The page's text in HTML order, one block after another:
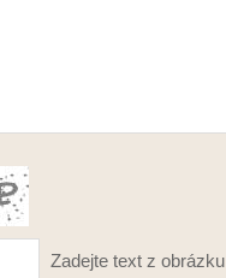
Zadejte text z obrázku